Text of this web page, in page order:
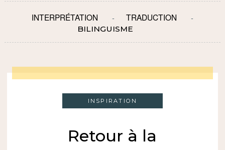
INTERPRÉTATION TRADUCTION
BILINGUISME
INSPIRATION
Retour à la